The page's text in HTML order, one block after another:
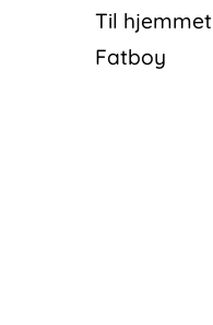
Til hjemmet
Fatboy